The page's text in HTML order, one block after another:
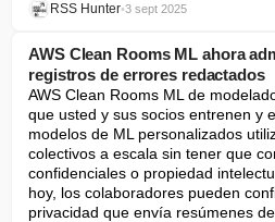
RSS Hunter•3 sept 2025
AWS Clean Rooms ML ahora
registros de errores redactados
AWS Clean Rooms ML de
que usted y sus socios entrenen y
modelos de ML personalizados
colectivos a escala sin tener que
confidenciales o propiedad
hoy, los colaboradores pueden
privacidad que envía resúmenes